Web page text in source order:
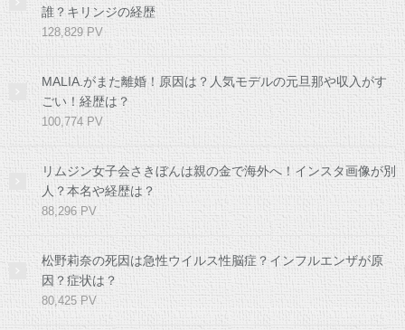
誰？キリンジの経歴
128,829 PV
MALIA.がまた離婚！原因は？人気モデルの元旦那や収入がす
ごい！経歴は？
100,774 PV
リムジン女子会さきぼんは親の金で海外へ！インスタ画像が別
人？本名や経歴は？
88,296 PV
松野莉奈の死因は急性ウイルス性脳症？インフルエンザが原
因？症状は？
80,425 PV